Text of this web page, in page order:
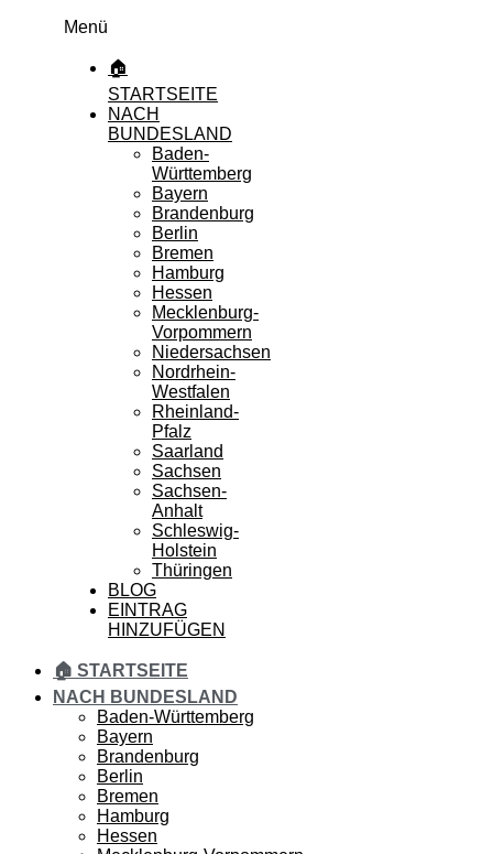
Menü
🏠
STARTSEITE
NACH
BUNDESLAND
Baden-
Württemberg
Bayern
Brandenburg
Berlin
Bremen
Hamburg
Hessen
Mecklenburg-
Vorpommern
Niedersachsen
Nordrhein-
Westfalen
Rheinland-
Pfalz
Saarland
Sachsen
Sachsen-
Anhalt
Schleswig-
Holstein
Thüringen
BLOG
EINTRAG
HINZUFÜGEN
🏠 STARTSEITE
NACH BUNDESLAND
Baden-Württemberg
Bayern
Brandenburg
Berlin
Bremen
Hamburg
Hessen